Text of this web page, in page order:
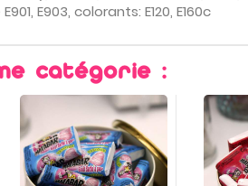
E903, colorants: E120, E160c
catégorie :